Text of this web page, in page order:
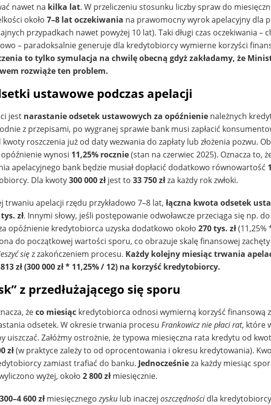
nawet na kilka lat. W przeliczeniu stosunku liczby spraw do
około 7–8 lat oczekiwania na prawomocny wyrok apelacyjny dla
przypadkach nawet powyżej 10 lat). Taki długi czas oczekiwania –
– paradoksalnie generuje dla kredytobiorcy wymierne korzyści
to tylko symulacja na chwilę obecną gdyż zakładamy, że
rozwiąże ten problem.
ustawowe podczas apelacji
jest narastanie odsetek ustawowych za opóźnienie należnych
z przepisami, po wygranej sprawie bank musi zapłacić
roszczenia już od daty wezwania do zapłaty lub złożenia pozwu.
wynosi 11,25% rocznie(stan na czerwiec 2025). Oznacza to,
apelacyjnego bank będzie musiał dopłacić dodatkowo równowartość
Dla kwoty300 000 zł jest to 33 750 złza każdy rok zwłoki.
trwaniu apelacji rzędu przykładowo 7–8 lat, łączna kwota odsetek
zł. Innymi słowy, jeśli postępowanie odwoławcze przeciąga się np. do
opóźnienie kredytobiorca uzyska dodatkowo około 270 tys. zł(11,25%
do początkowej wartości sporu, co obrazuje skalę finansowej
sięz zakończeniem procesu. Każdy kolejny miesiąc trwania
zł (300 000 zł * 11,25% / 12) na korzyść kredytobiorcy.
z przedłużającego się sporu
żeco miesiąc kredytobiorca odnosi wymierną korzyść finansową
odsetek. W okresie trwania procesu Frankowicz nie płaci rat, które
uiszczać. Załóżmy ostrożnie, że typowa miesięczna rata kredytu od
zł(w praktyce zależy to od oprocentowania i okresu kredytowania).
zamiast trafiać do banku. Jednocześnieza każdy miesiąc
wyżej, około 2 800 zł miesięcznie.
600 zł miesięcznegozysku lub inaczej oszczędnościdla